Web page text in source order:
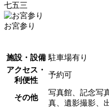
七五三
お宮参り
施設・設備 駐車場有り
アクセス・
利便性
予約可
その他
写真館、記念写
真、遺影撮影、